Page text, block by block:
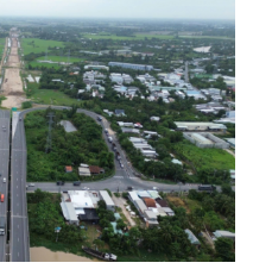
Giải trí
Nghệ sĩ
Thời trang
Sao Việt